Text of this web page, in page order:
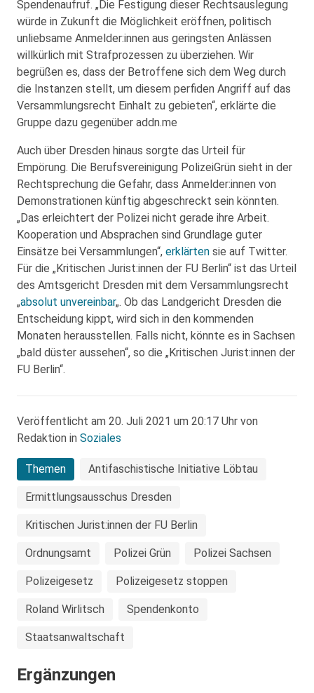
Spendenaufruf. „Die Festigung dieser Rechtsauslegung
würde in Zukunft die Möglichkeit eröffnen, politisch
unliebsame Anmelder:innen aus geringsten Anlässen
willkürlich mit Strafprozessen zu überziehen. Wir
begrüßen es, dass der Betroffene sich dem Weg durch
die Instanzen stellt, um diesem perfiden Angriff auf das
Versammlungsrecht Einhalt zu gebieten“, erklärte die
Gruppe dazu gegenüber addn.me
Auch über Dresden hinaus sorgte das Urteil für
Empörung. Die Berufsvereinigung PolizeiGrün sieht in der
Rechtsprechung die Gefahr, dass Anmelder:innen von
Demonstrationen künftig abgeschreckt sein könnten.
„Das erleichtert der Polizei nicht gerade ihre Arbeit.
Kooperation und Absprachen sind Grundlage guter
Einsätze bei Versammlungen“, erklärten sie auf Twitter.
Für die „Kritischen Jurist:innen der FU Berlin“ ist das Urteil
des Amtsgericht Dresden mit dem Versammlungsrecht
„absolut unvereinbar„. Ob das Landgericht Dresden die
Entscheidung kippt, wird sich in den kommenden
Monaten herausstellen. Falls nicht, könnte es in Sachsen
„bald düster aussehen“, so die „Kritischen Jurist:innen der
FU Berlin“.
Veröffentlicht am 20. Juli 2021 um 20:17 Uhr von
Redaktion in Soziales
Themen Antifaschistische Initiative Löbtau
Ermittlungsausschus Dresden
Kritischen Jurist:innen der FU Berlin
Ordnungsamt Polizei Grün Polizei Sachsen
Polizeigesetz Polizeigesetz stoppen
Roland Wirlitsch Spendenkonto
Staatsanwaltschaft
Ergänzungen